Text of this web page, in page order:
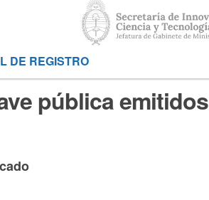
DE REGISTRO
pública emitidos